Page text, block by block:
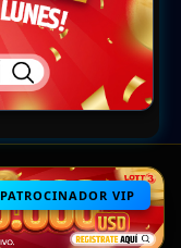
PATROCINADOR VIP